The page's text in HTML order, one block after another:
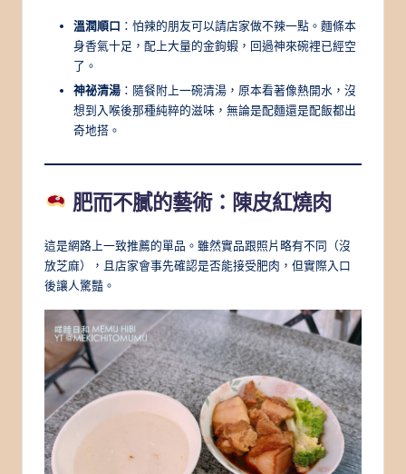
溫潤順口 ：怕辣的朋友可以請店家做不辣一點。麵條本
身香氣十足，配上大量的金鉤蝦，回過神來碗裡已經空
了。
神祕清湯 ：隨餐附上一碗清湯，原本看著像熱開水，沒
想到入喉後那種純粹的滋味，無論是配麵還是配飯都出
奇地搭。
肥而不膩的藝術：陳皮紅燒肉
這是網路上一致推薦的單品。雖然實品跟照片略有不同（沒
放芝麻），且店家會事先確認是否能接受肥肉，但實際入口
後讓人驚豔。